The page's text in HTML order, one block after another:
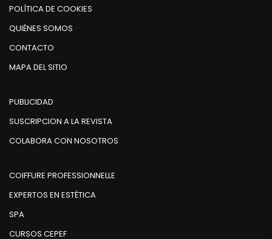
POLÍTICA DE COOKIES
QUIÉNES SOMOS
CONTACTO
MAPA DEL SITIO
PUBLICIDAD
SUSCRIPCION A LA REVISTA
COLABORA CON NOSOTROS
COIFFURE PROFESSIONNELLE
EXPERTOS EN ESTÉTICA
SPA
CURSOS CEPEF